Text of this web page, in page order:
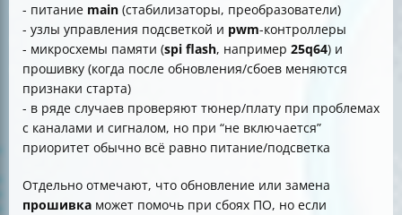
- питание main (стабилизаторы, преобразователи)
- узлы управления подсветкой и pwm-контроллеры
- микросхемы памяти (spi flash, например 25q64) и
прошивку (когда после обновления/сбоев меняются
признаки старта)
- в ряде случаев проверяют тюнер/плату при проблемах
с каналами и сигналом, но при “не включается”
приоритет обычно всё равно питание/подсветка
Отдельно отмечают, что обновление или замена
прошивка может помочь при сбоях ПО, но если